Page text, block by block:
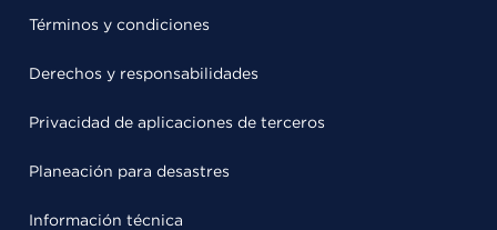
Términos y condiciones
Derechos y responsabilidades
Privacidad de aplicaciones de terceros
Planeación para desastres
Información técnica